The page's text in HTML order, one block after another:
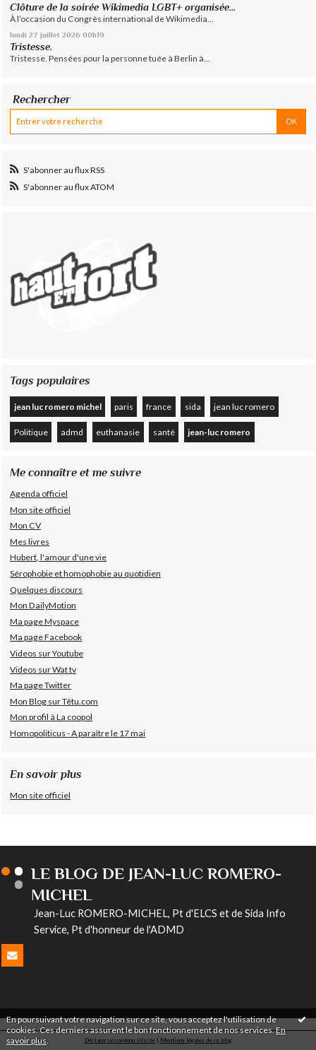
En poursuivant votre navigation sur ce site, vous acceptez l'utilisation de
cookies. Ces derniers assurent le bon fonctionnement de nos services.En
savoir plus
Clôture de la soirée Wikimedia LGBT+ organisée...
À l’occasion du Congrès international de Wikimedia...
lundi 27 juillet 2026 00h19
Tristesse.
Tristesse. Pensées pour la personne tuée à Berlin à...
Rechercher
S'abonner au flux RSS
S'abonner au flux ATOM
Tags populaires
jean luc romero michel paris france sida jean luc romero
Politique admd euthanasie santé jean-luc romero
Me connaître et me suivre
Agenda officiel
Mon site officiel
Mon CV
Mes livres
Hubert, l'amour d'une vie
Sérophobie et homophobie au quotidien
Quelques discours
Mon DailyMotion
Ma page Myspace
Ma page Facebook
Videos sur Youtube
Videos sur Wat tv
Ma page Twitter
Mon Blog sur Têtu.com
Mon profil à La coopol
Homopoliticus - A paraître le 17 mai
En savoir plus
Mon site officiel
LE BLOG DE JEAN-LUC ROMERO-
MICHEL
Jean-Luc ROMERO-MICHEL, Pt d'ELCS et de Sida Info
Service, Pt d'honneur de l'ADMD
Déclarer un contenu illicite| Mentions légales de ce blog